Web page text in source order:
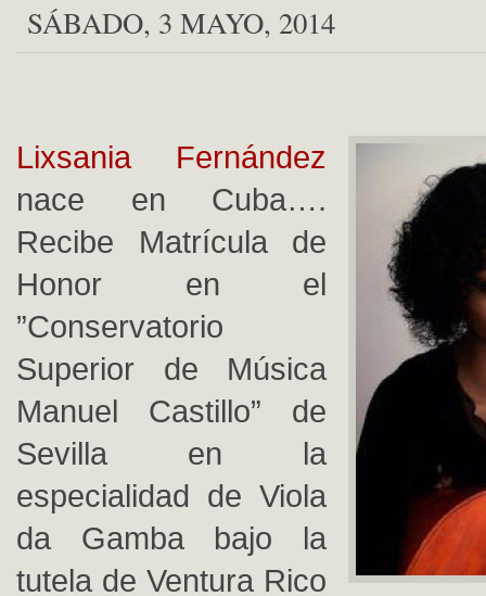
SÁBADO, 3 MAYO, 2014
Lixsania Fernández
nace en Cuba….
Recibe Matrícula de
Honor en el
”Conservatorio
Superior de Música
Manuel Castillo” de
Sevilla en la
especialidad de Viola
da Gamba bajo la
tutela de Ventura Rico